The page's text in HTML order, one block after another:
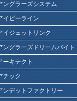
ングラーズシステム
イビーライン
イジェットリンク
ングラーズドリームバイト
ーキテクト
チック
ンデットファクトリー